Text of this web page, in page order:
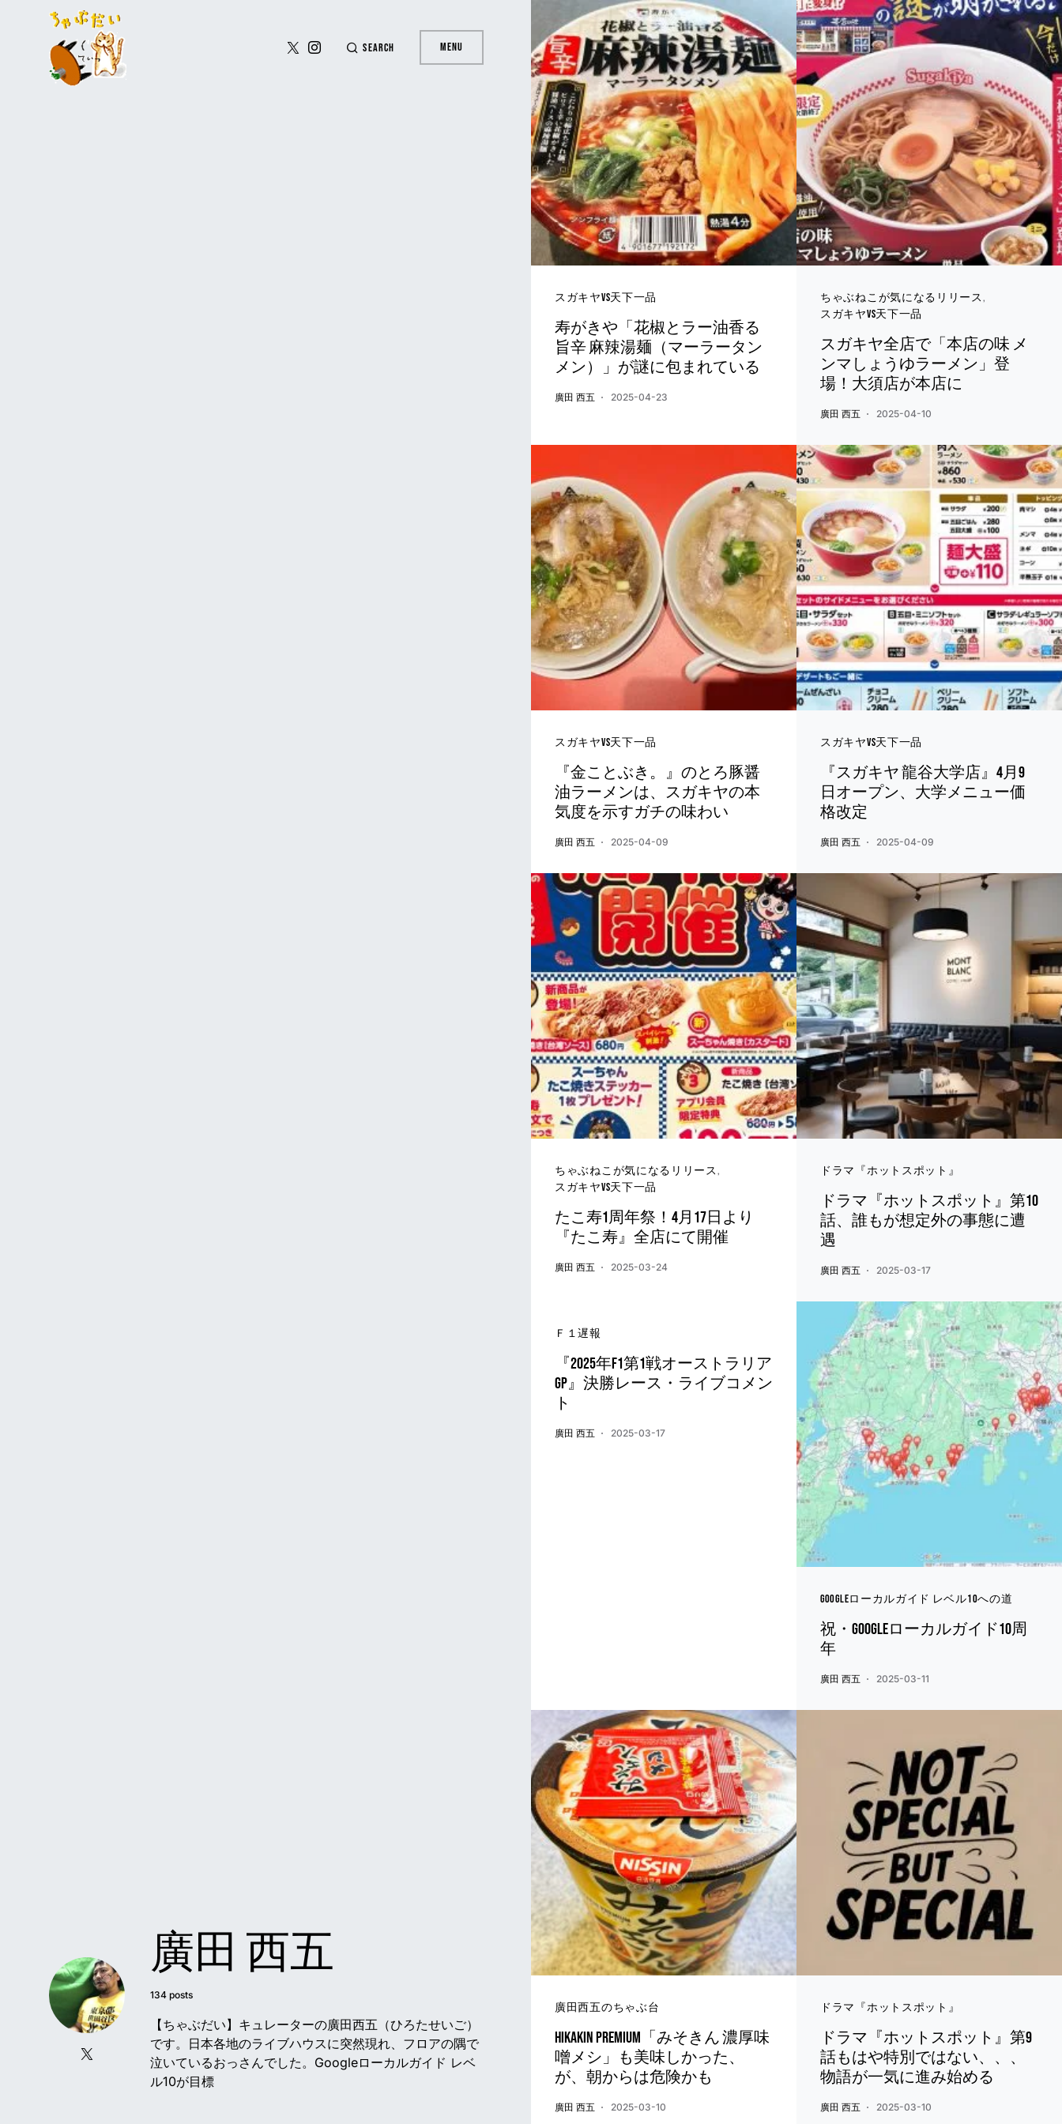
Search Menu
廣田 西五
134 posts
【ちゃぶだい】キュレーターの廣田西五（ひろたせいご）
です。日本各地のライブハウスに突然現れ、フロアの隅で
泣いているおっさんでした。Googleローカルガイド レベ
ル10が目標
スガキヤvs天下一品
寿がきや「花椒とラー油香る
旨辛 麻辣湯麺（マーラータン
メン）」が謎に包まれている
廣田 西五 2025-04-23
ちゃぶねこが気になるリリース
スガキヤvs天下一品
スガキヤ全店で「本店の味 メ
ンマしょうゆラーメン」登
場！大須店が本店に
廣田 西五 2025-04-10
スガキヤvs天下一品
『金ことぶき。』のとろ豚醤
油ラーメンは、スガキヤの本
気度を示すガチの味わい
廣田 西五 2025-04-09
スガキヤvs天下一品
『スガキヤ 龍谷大学店』4月9
日オープン、大学メニュー価
格改定
廣田 西五 2025-04-09
ちゃぶねこが気になるリリース
スガキヤvs天下一品
たこ寿1周年祭！4月17日より
『たこ寿』全店にて開催
廣田 西五 2025-03-24
ドラマ『ホットスポット』
ドラマ『ホットスポット』第10
話、誰もが想定外の事態に遭
遇
廣田 西五 2025-03-17
Ｆ１遅報
『2025年F1第1戦オーストラリア
GP』決勝レース・ライブコメン
ト
廣田 西五 2025-03-17
Googleローカルガイド レベル10への道
祝・Googleローカルガイド10周
年
廣田 西五 2025-03-11
廣田西五のちゃぶ台
HIKAKIN PREMIUM「みそきん 濃厚味
噌メシ」も美味しかった、
が、朝からは危険かも
廣田 西五 2025-03-10
ドラマ『ホットスポット』
ドラマ『ホットスポット』第9
話もはや特別ではない、、、
物語が一気に進み始める
廣田 西五 2025-03-10